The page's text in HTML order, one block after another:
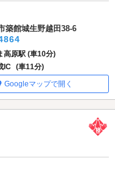
築館城生野越田38-6
高原駅 (車10分)
IC (車11分)
Googleマップで開く